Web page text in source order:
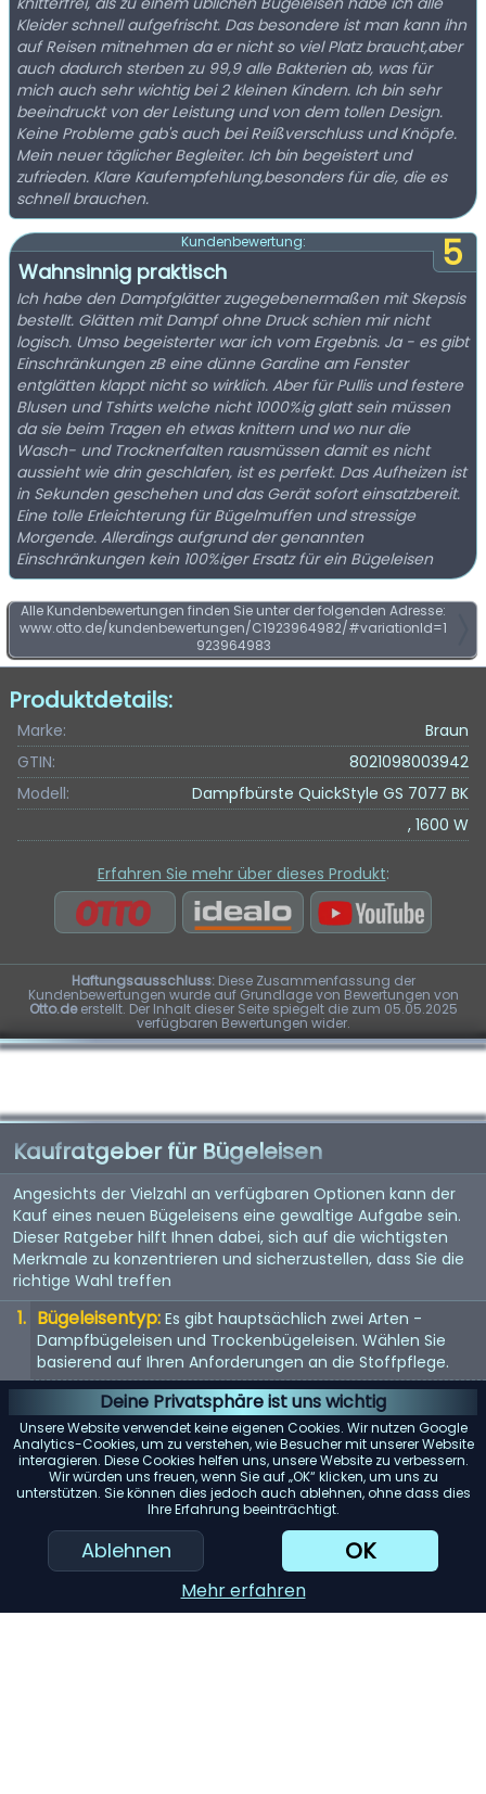
Deine Privatsphäre ist uns wichtig
Unsere Website verwendet keine eigenen Cookies. Wir nutzen Google
Analytics-Cookies, um zu verstehen, wie Besucher mit unserer Website
interagieren. Diese Cookies helfen uns, unsere Website zu verbessern.
Wir würden uns freuen, wenn Sie auf „OK“ klicken, um uns zu
unterstützen. Sie können dies jedoch auch ablehnen, ohne dass dies
Ihre Erfahrung beeinträchtigt.
Ablehnen OK
Mehr erfahren
Kleider schnell aufgefrischt. Das besondere ist man kann ihn
auf Reisen mitnehmen da er nicht so viel Platz braucht,aber
auch dadurch sterben zu 99,9 alle Bakterien ab, was für
mich auch sehr wichtig bei 2 kleinen Kindern. Ich bin sehr
beeindruckt von der Leistung und von dem tollen Design.
Keine Probleme gab's auch bei Reißverschluss und Knöpfe.
Mein neuer täglicher Begleiter. Ich bin begeistert und
zufrieden. Klare Kaufempfehlung,besonders für die, die es
schnell brauchen.
5
Kundenbewertung:
Wahnsinnig praktisch
Ich habe den Dampfglätter zugegebenermaßen mit Skepsis
bestellt. Glätten mit Dampf ohne Druck schien mir nicht
logisch. Umso begeisterter war ich vom Ergebnis. Ja - es gibt
Einschränkungen zB eine dünne Gardine am Fenster
entglätten klappt nicht so wirklich. Aber für Pullis und festere
Blusen und Tshirts welche nicht 1000%ig glatt sein müssen
da sie beim Tragen eh etwas knittern und wo nur die
Wasch- und Trocknerfalten rausmüssen damit es nicht
aussieht wie drin geschlafen, ist es perfekt. Das Aufheizen ist
in Sekunden geschehen und das Gerät sofort einsatzbereit.
Eine tolle Erleichterung für Bügelmuffen und stressige
Morgende. Allerdings aufgrund der genannten
Einschränkungen kein 100%iger Ersatz für ein Bügeleisen
Alle Kundenbewertungen finden Sie unter der folgenden Adresse:
www.otto.de/kundenbewertungen/C1923964982/#variationId=1
923964983
Produktdetails:
Marke:
Braun
GTIN:
8021098003942
Modell:
Dampfbürste QuickStyle GS 7077 BK
, 1600 W
Erfahren Sie mehr über dieses Produkt:
Haftungsausschluss:Diese Zusammenfassung der
Kundenbewertungen wurde auf Grundlage von Bewertungen von
Otto.deerstellt. Der Inhalt dieser Seite spiegelt die zum 05.05.2025
verfügbaren Bewertungen wider.
Kaufratgeber für Bügeleisen
Angesichts der Vielzahl an verfügbaren Optionen kann der
Kauf eines neuen Bügeleisens eine gewaltige Aufgabe sein.
Dieser Ratgeber hilft Ihnen dabei, sich auf die wichtigsten
Merkmale zu konzentrieren und sicherzustellen, dass Sie die
richtige Wahl treffen
Bügeleisentyp: Es gibt hauptsächlich zwei Arten -
Dampfbügeleisen und Trockenbügeleisen. Wählen Sie
basierend auf Ihren Anforderungen an die Stoffpflege.
Material der Bügelsohle: Die Bügelsohle ist die Basis des
Bügeleisens. Antihaftbeschichtung, Edelstahl und Keramik
sind gängige Materialien. Jedes bietet unterschiedliche
Gleiteigenschaften und Haltbarkeit.
Temperaturregelung: Suchen Sie nach Bügeleisen mit
einstellbaren Temperatureinstellungen. So können Sie das
Bügeleisen sicher auf einer Vielzahl von Stoffen
verwenden.
Wenn Sie ein Dampfbügeleisen in